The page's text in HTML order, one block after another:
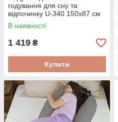
годування для сну та
відпочинку U-340 150х87 см
Котики на сіро-рожевому
В наявності
1 419 ₴
Купити